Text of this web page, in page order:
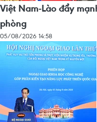
Việt Nam-Lào đẩy
phòng
05/08/2026 14:58